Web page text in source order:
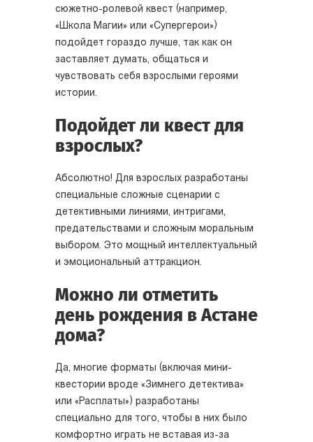
сюжетно-ролевой квест (например,
«Школа Магии» или «Супергерои»)
подойдет гораздо лучше, так как он
заставляет думать, общаться и
чувствовать себя взрослыми героями
истории.
Подойдет ли квест для
взрослых?
Абсолютно! Для взрослых разработаны
специальные сложные сценарии с
детективными линиями, интригами,
предательствами и сложным моральным
выбором. Это мощный интеллектуальный
и эмоциональный аттракцион.
Можно ли отметить
день рождения в Астане
дома?
Да, многие форматы (включая мини-
квестории вроде «Зимнего детектива»
или «Расплаты») разработаны
специально для того, чтобы в них было
комфортно играть не вставая из-за